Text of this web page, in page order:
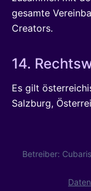
gesamte
Creators.
14.
Es gilt
Salzburg,
Betreiber: